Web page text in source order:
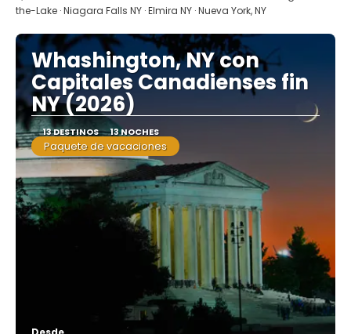
the-Lake · Niagara Falls NY · Elmira NY · Nueva York, NY
Whashington, NY con
Capitales Canadienses fin
NY (2026)
13 DESTINOS 13 NOCHES
Paquete de vacaciones